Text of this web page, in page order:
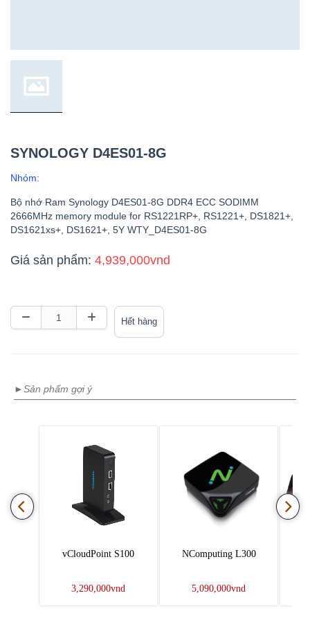
SYNOLOGY D4ES01-8G
Nhóm:
Bộ nhớ Ram Synology D4ES01-8G DDR4 ECC SODIMM
2666MHz memory module for RS1221RP+, RS1221+, DS1821+,
DS1621xs+, DS1621+, 5Y WTY_D4ES01-8G
Giá sản phẩm: 4,939,000vnd
Hết hàng
►Sản phẩm gợi ý
vCloudPoint S100
3,290,000vnd
NComputing L300
5,090,000vnd